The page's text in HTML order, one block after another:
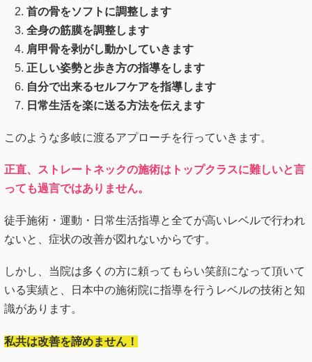
首の骨をソフトに調整します
全身の筋膜を調整します
肩甲骨を剥がし動かしていきます
正しい姿勢と歩き方の指導をします
自分で出来るセルフケアを指導します
日常生活を楽に送る方法を伝えます
このような多岐に渡るアプローチを行っていきます。
正直、ストレートネックの施術はトップクラスに難しいと言
っても過言ではありません。
徒手施術・運動・日常生活指導と全てが高いレベルで行われ
ないと、症状の改善が図れないからです。
しかし、当院は多くの方に頼ってもらい笑顔になって頂いて
いる実績と、日本中の施術院に指導を行うレベルの技術と知
識があります。
私共は改善を諦めません！